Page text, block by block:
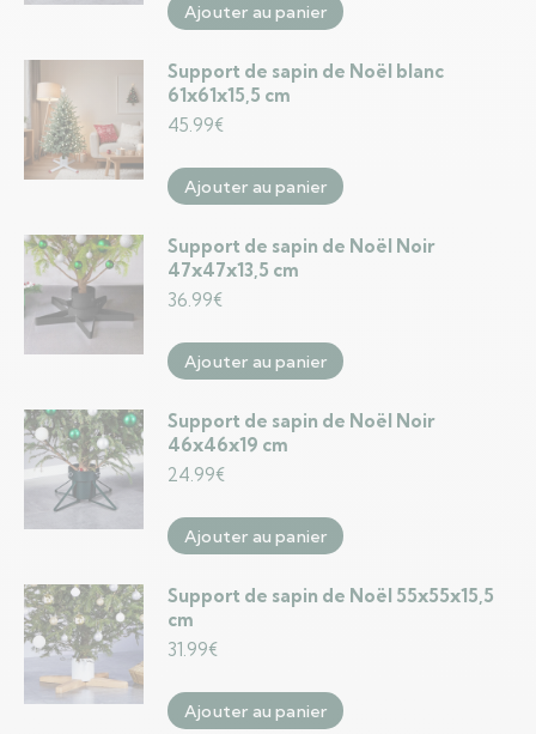
Ajouter au panier
Support de sapin de Noël blanc
61x61x15,5 cm
45.99€
Ajouter au panier
Support de sapin de Noël Noir
47x47x13,5 cm
36.99€
Ajouter au panier
Support de sapin de Noël Noir
46x46x19 cm
24.99€
Ajouter au panier
Support de sapin de Noël 55x55x15,5
cm
31.99€
Ajouter au panier